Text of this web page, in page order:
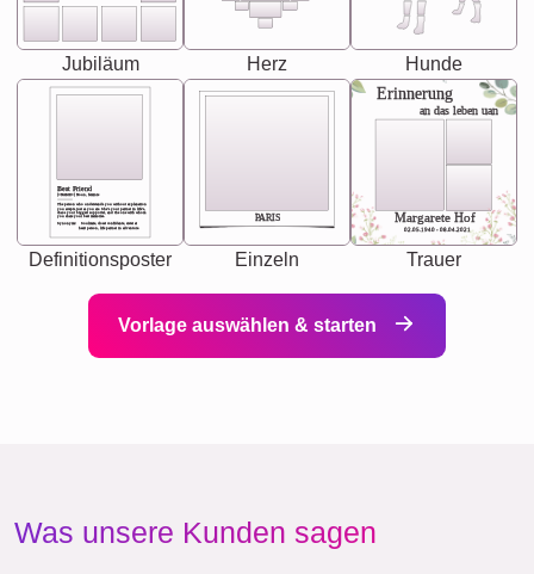
Jubiläum Herz Hunde
Best Friend
[<NAME>] Noun, feminie
Synonyms: Soulmate, closet confidante, sister at
heart person, life partner in adventure.
The person who understands you without explanation
you accepts just as you are. She's your partner in life's,
chaos your biggest supporter, and the one with whom
you share your best memories.
Definitionsposter
PARIS
Einzeln
Erinnerung
an das leben uan
Margarete Hof
02.05.1940 - 08.04.2021
Trauer
Vorlage auswählen & starten
Was unsere Kunden sagen